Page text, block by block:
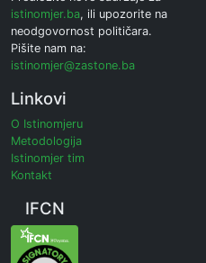
istinomjer.ba, ili upozorite na
neodgovornost političara.
Pišite nam na:
istinomjer@zastone.ba
Linkovi
O Istinomjeru
Metodologija
Istinomjer tim
Kontakt
IFCN